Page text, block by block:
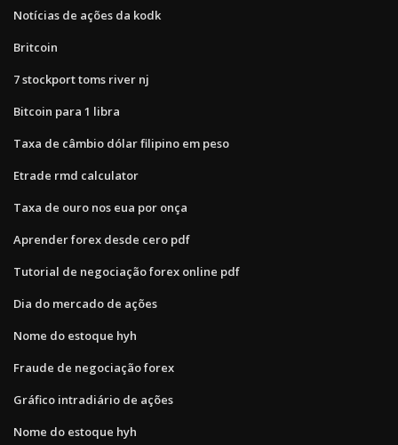
Notícias de ações da kodk
Britcoin
7 stockport toms river nj
Bitcoin para 1 libra
Taxa de câmbio dólar filipino em peso
Etrade rmd calculator
Taxa de ouro nos eua por onça
Aprender forex desde cero pdf
Tutorial de negociação forex online pdf
Dia do mercado de ações
Nome do estoque hyh
Fraude de negociação forex
Gráfico intradiário de ações
Nome do estoque hyh